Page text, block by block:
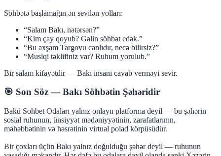
Söhbətə başlamağın ən sevilən yolları:
“Salam Bakı, nətərsən?”
“Kim çay qoyub? Gəlin söhbət edək.”
“Bu axşam Targovu canlıdır, necə bilirsiz?”
“Musiqi təklifiniz var? Ruhum yorulub.”
Bir salam kifayətdir — Bakı insanı cavab verməyi sevir.
🎯 Son Söz — Bakı Söhbətin Şəhəridir
Bakü Sohbet Odaları yalnız onlayn platforma deyil — bu şəhərin
sosial ruhunun, ünsiyyət mədəniyyətinin, zarafatlarının,
məhəbbətinin və həsrətinin virtual polad körpüsüdür.
Bir çoxları üçün Bakı yalnız doğulduğu şəhər deyil — ruhunun